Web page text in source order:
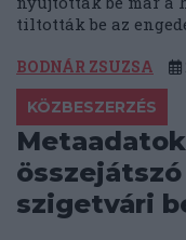
tiltották be az
BODNÁR ZSUZSA
KÖZBESZERZÉS
szigetvári